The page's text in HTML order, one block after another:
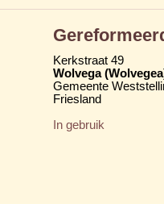
Kerkstraat 49
Wolvega
Gemeente
Friesland
In gebruik